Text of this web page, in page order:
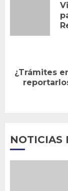
Siguiente
¿Trámites
NOTICIAS